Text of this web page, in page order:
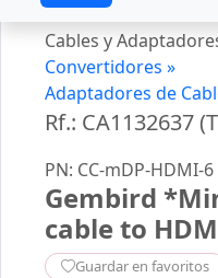
Cables y
Convertidores »
Adaptadores de
Rf.: CA1132637
PN: CC-mDP-HDMI-6
Gembird
cable to
Guardar en favoritos